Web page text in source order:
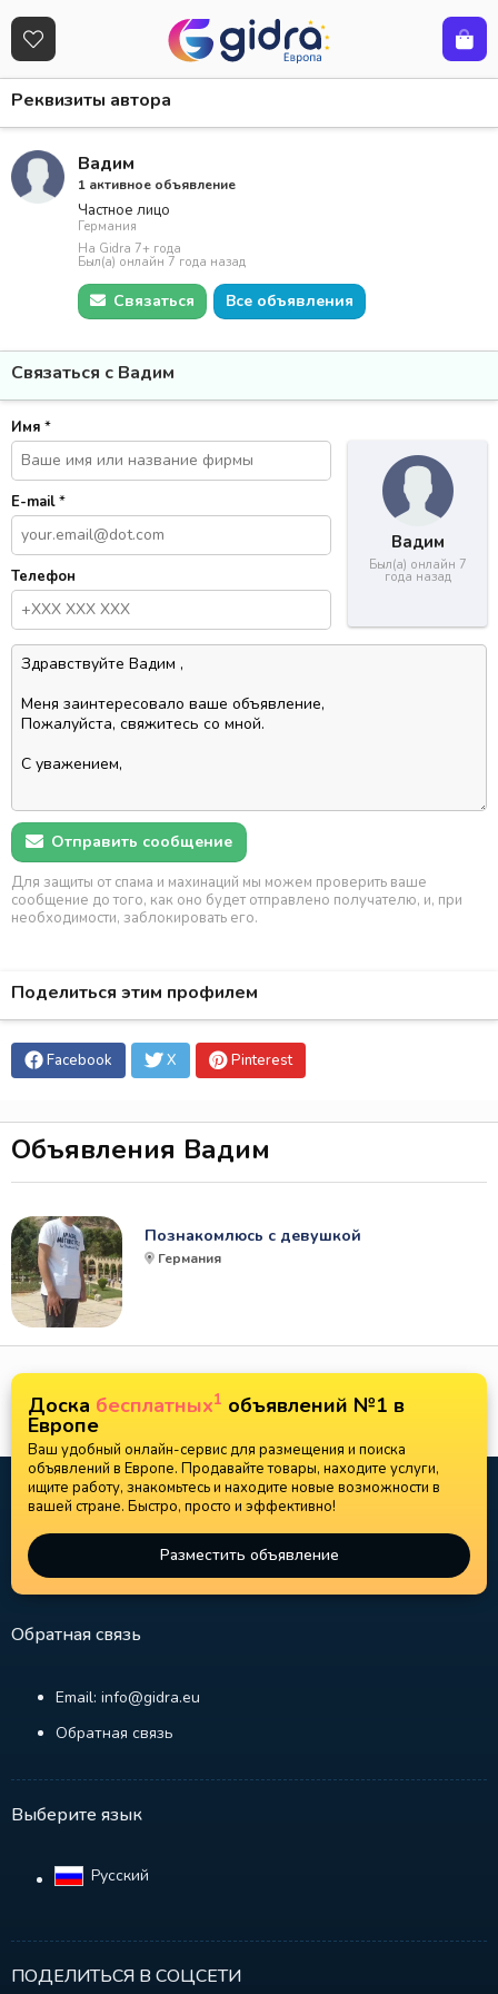
Реквизиты автора
Вадим
1 активное объявление
Частное лицо
Германия
На Gidra 7+ года
Был(а) онлайн 7 года назад
Связаться Все объявления
Связаться с Вадим
Вадим
Был(а) онлайн 7
года назад
Имя *
E-mail*
Телефон
Отправить сообщение
Для защиты от спама и махинаций мы можем проверить ваше
сообщение до того, как оно будет отправлено получателю, и, при
необходимости, заблокировать его.
Поделиться этим профилем
Facebook X Pinterest
Объявления Вадим
Познакомлюсь с девушкой
Германия
Доска бесплатных1 объявлений №1 в
Европе
Ваш удобный онлайн-сервис для размещения и поиска
объявлений в Европе. Продавайте товары, находите услуги,
ищите работу, знакомьтесь и находите новые возможности в
вашей стране. Быстро, просто и эффективно!
Разместить объявление
Обратная связь
Email: info@gidra.eu
Обратная связь
Выберите язык
Русский‎
ПОДЕЛИТЬСЯ В СОЦСЕТИ